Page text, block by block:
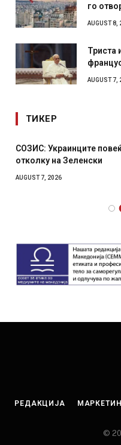
го
AUGUST 8,
Триста
AUGUST 7,
ТИКЕР
СОЗИС: Украинците
отколку на Зеленски
AUGUST 7, 2026
РЕДАКЦИЈА
©